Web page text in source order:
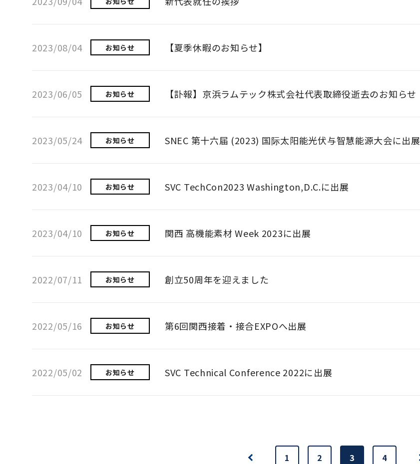
2023/08/04 お知らせ 【夏季休暇のお知らせ】
2023/06/05 お知らせ 【訃報】京浜ラムテック株式会社代表取締役逝去のお知らせ
2023/05/24 お知らせ SNEC 第十六届 (2023) 国际太阳能光伏与智慧能源大会に出展
2023/04/10 お知らせ SVC TechCon2023 Washington,D.C.に出展
2023/04/10 お知らせ 関西 高機能素材 Week 2023に出展
2022/07/11 お知らせ 創立50周年を迎えました
2022/05/16 お知らせ 第6回関西接着・接合EXPOへ出展
2022/05/02 お知らせ SVC Technical Conference 2022に出展
1 2 3 4